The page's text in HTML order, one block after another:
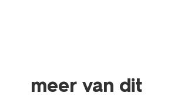
meer van dit